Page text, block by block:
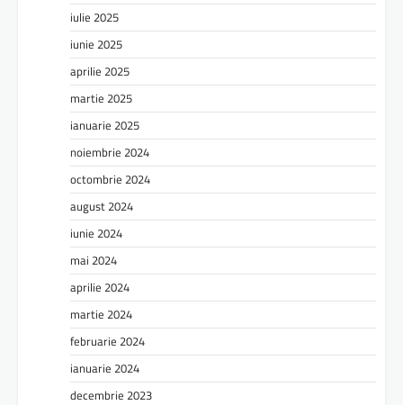
iulie 2025
iunie 2025
aprilie 2025
martie 2025
ianuarie 2025
noiembrie 2024
octombrie 2024
august 2024
iunie 2024
mai 2024
aprilie 2024
martie 2024
februarie 2024
ianuarie 2024
decembrie 2023